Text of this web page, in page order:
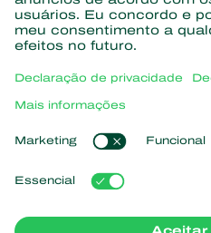
Parceiros com a natureza
Vespas Parasitoides
Nematoides benéficos
Microorganismos benéficos
Proteção de culturas
Sobre a Koppert
Centro de informações
Trabalhe na Koppert
Links de Interesse
Natutec
Gazebo
Koppert Global